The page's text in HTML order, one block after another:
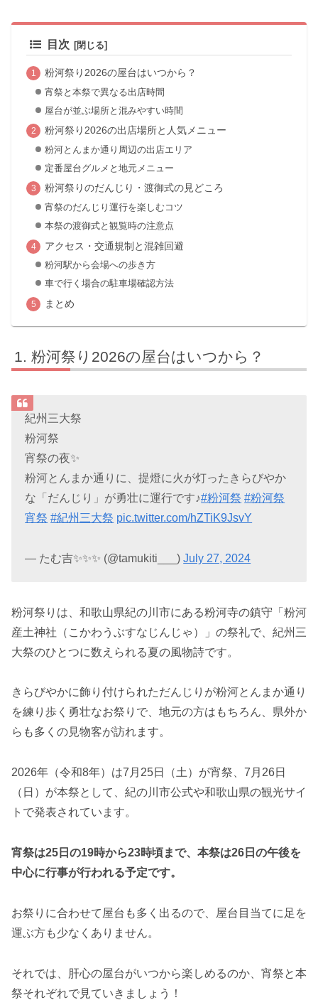
目次
粉河祭り2026の屋台はいつから？
宵祭と本祭で異なる出店時間
屋台が並ぶ場所と混みやすい時間
粉河祭り2026の出店場所と人気メニュー
粉河とんまか通り周辺の出店エリア
定番屋台グルメと地元メニュー
粉河祭りのだんじり・渡御式の見どころ
宵祭のだんじり運行を楽しむコツ
本祭の渡御式と観覧時の注意点
アクセス・交通規制と混雑回避
粉河駅から会場への歩き方
車で行く場合の駐車場確認方法
まとめ
粉河祭り2026の屋台はいつから？
紀州三大祭
粉河祭
宵祭の夜✨
粉河とんまか通りに、提燈に火が灯ったきらびやか
な「だんじり」が勇壮に運行です♪#粉河祭 #粉河祭
宵祭 #紀州三大祭 pic.twitter.com/hZTiK9JsvY
— たむ吉✨✨✨ (@tamukiti___)July 27, 2024
粉河祭りは、和歌山県紀の川市にある粉河寺の鎮守「粉河
産土神社（こかわうぶすなじんじゃ）」の祭礼で、紀州三
大祭のひとつに数えられる夏の風物詩です。
きらびやかに飾り付けられただんじりが粉河とんまか通り
を練り歩く勇壮なお祭りで、地元の方はもちろん、県外か
らも多くの見物客が訪れます。
2026年（令和8年）は7月25日（土）が宵祭、7月26日
（日）が本祭として、紀の川市公式や和歌山県の観光サイ
トで発表されています。
宵祭は25日の19時から23時頃まで、本祭は26日の午後を
中心に行事が行われる予定です。
お祭りに合わせて屋台も多く出るので、屋台目当てに足を
運ぶ方も少なくありません。
それでは、肝心の屋台がいつから楽しめるのか、宵祭と本
祭それぞれで見ていきましょう！